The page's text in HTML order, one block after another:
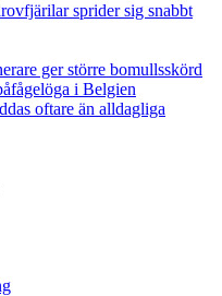
sprider sig snabbt
ger större bomullsskörd
i Belgien
oftare än alldagliga